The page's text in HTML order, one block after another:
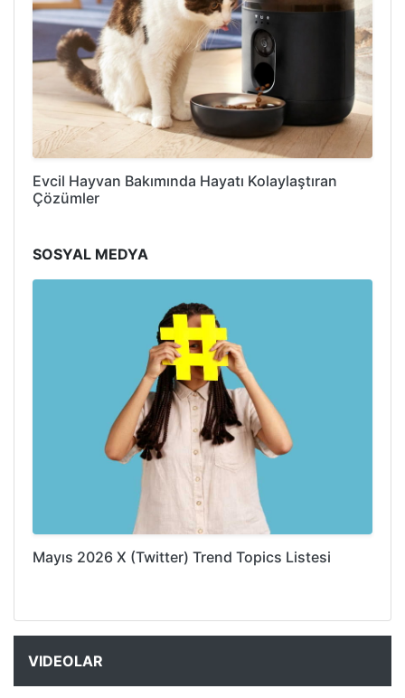
Evcil Hayvan Bakımında Hayatı Kolaylaştıran
Çözümler
SOSYAL MEDYA
Mayıs 2026 X (Twitter) Trend Topics Listesi
VIDEOLAR